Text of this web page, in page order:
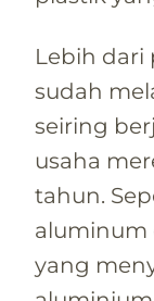
Lebih dari
sudah
seiring
usaha
tahun.
aluminum
yang